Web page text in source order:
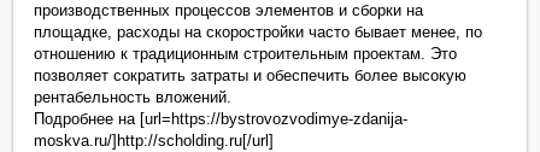
производственных процессов элементов и сборки на
площадке, расходы на скоростройки часто бывает менее, по
отношению к традиционным строительным проектам. Это
позволяет сократить затраты и обеспечить более высокую
рентабельность вложений.
Подробнее на [url=https://bystrovozvodimye-zdanija-
moskva.ru/]http://scholding.ru[/url]